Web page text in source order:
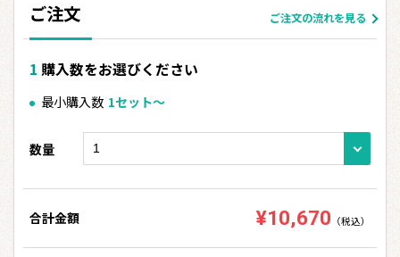
ご注文 ご注文の流れを見る
購入数をお選びください
最小購入数 1セット〜
数量
合計金額 ¥10,670 （税込）